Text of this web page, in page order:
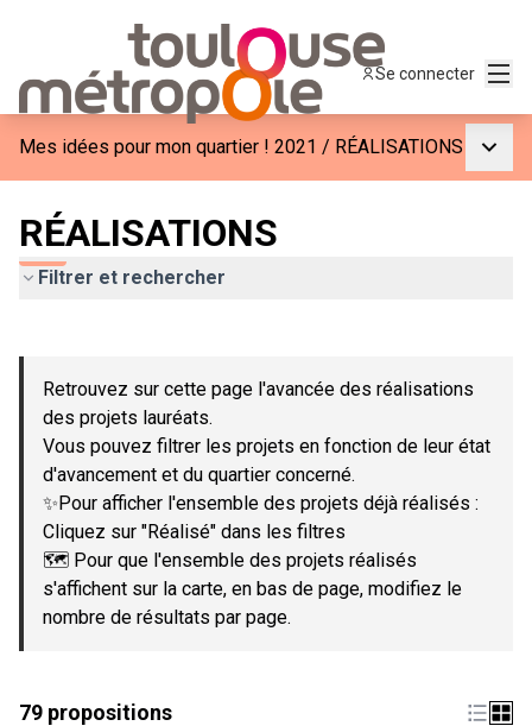
Se connecter
Mes idées pour mon quartier ! 2021 / RÉALISATIONS
RÉALISATIONS
Filtrer et rechercher
−
Retrouvez sur cette page l'avancée des réalisations
des projets lauréats.
Vous pouvez filtrer les projets en fonction de leur état
d'avancement et du quartier concerné.
✨Pour afficher l'ensemble des projets déjà réalisés :
Cliquez sur "Réalisé" dans les filtres
🗺️ Pour que l'ensemble des projets réalisés
s'affichent sur la carte, en bas de page, modifiez le
nombre de résultats par page.
79 propositions